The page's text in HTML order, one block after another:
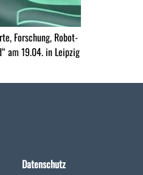
Forschung, Robot-
am 19.04. in Leipzig
Datenschutz